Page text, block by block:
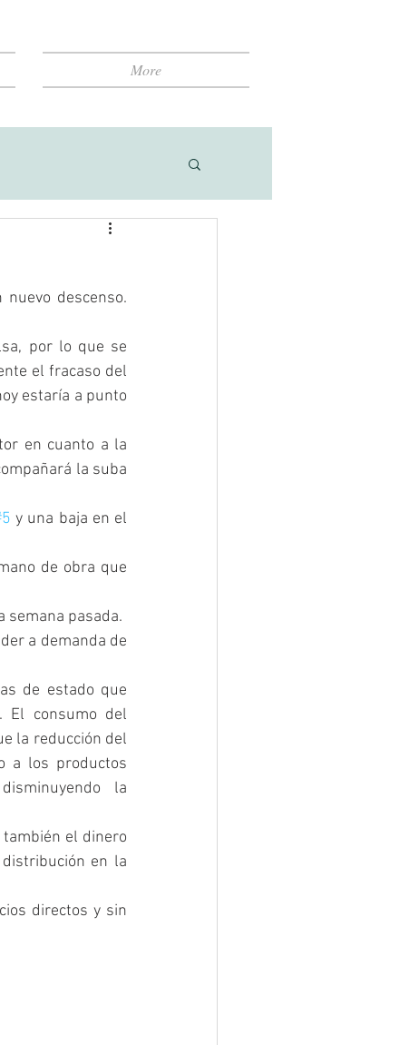
More
descenso.
por lo que se
el fracaso del
estaría a punto
en cuanto a la
la suba
y una baja en el
de obra que
semana pasada.
a demanda de
de estado que
El consumo del
la reducción del
a los productos
la
el dinero
en la
directos y sin